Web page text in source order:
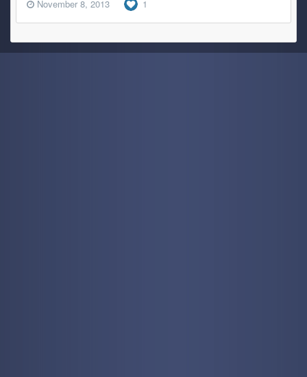
November 8, 2013
1